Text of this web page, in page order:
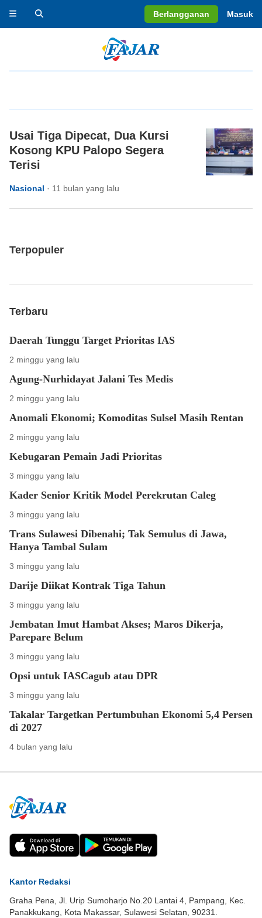
Berlangganan Masuk
Usai Tiga Dipecat, Dua Kursi
Kosong KPU Palopo Segera
Terisi
Nasional · 11 bulan yang lalu
Terpopuler
Terbaru
Daerah Tunggu Target Prioritas IAS
2 minggu yang lalu
Agung-Nurhidayat Jalani Tes Medis
2 minggu yang lalu
Anomali Ekonomi; Komoditas Sulsel Masih Rentan
2 minggu yang lalu
Kebugaran Pemain Jadi Prioritas
3 minggu yang lalu
Kader Senior Kritik Model Perekrutan Caleg
3 minggu yang lalu
Trans Sulawesi Dibenahi; Tak Semulus di Jawa,
Hanya Tambal Sulam
3 minggu yang lalu
Darije Diikat Kontrak Tiga Tahun
3 minggu yang lalu
Jembatan Imut Hambat Akses; Maros Dikerja,
Parepare Belum
3 minggu yang lalu
Opsi untuk IASCagub atau DPR
3 minggu yang lalu
Takalar Targetkan Pertumbuhan Ekonomi 5,4 Persen
di 2027
4 bulan yang lalu
Kantor Redaksi
Graha Pena, Jl. Urip Sumoharjo No.20 Lantai 4, Pampang, Kec.
Panakkukang, Kota Makassar, Sulawesi Selatan, 90231.